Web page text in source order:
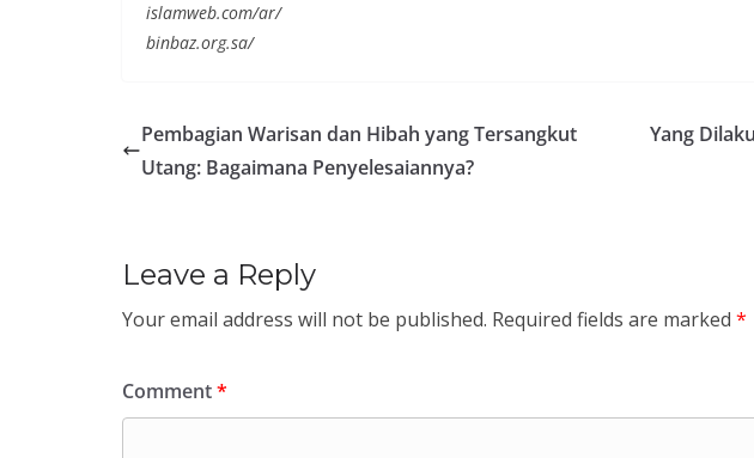
islamweb.com/ar/
binbaz.org.sa/
Pembagian Warisan dan Hibah yang Tersangkut
Utang: Bagaimana Penyelesaiannya?
Yang
Leave a Reply
Your email address will not be published. Required fields are marked *
Comment*